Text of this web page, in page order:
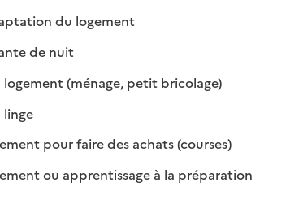
du logement: disponible
: non disponible
de nuit
: disponible
: non disponible
(ménage, petit bricolage): disponible
: non disponible
: disponible
: non disponible
pour faire des achats (courses): disponible
: non
ou apprentissage à la préparation